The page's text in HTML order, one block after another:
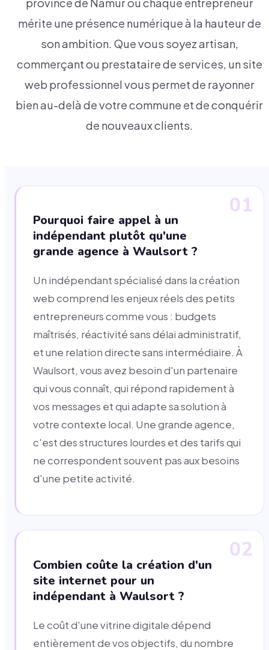
province de Namur où chaque entrepreneur
mérite une présence numérique à la hauteur de
son ambition. Que vous soyez artisan,
commerçant ou prestataire de services, un site
web professionnel vous permet de rayonner
bien au-delà de votre commune et de conquérir
de nouveaux clients.
01
Pourquoi faire appel à un
indépendant plutôt qu'une
grande agence à Waulsort ?
Un indépendant spécialisé dans la création
web comprend les enjeux réels des petits
entrepreneurs comme vous : budgets
maîtrisés, réactivité sans délai administratif,
et une relation directe sans intermédiaire. À
Waulsort, vous avez besoin d'un partenaire
qui vous connaît, qui répond rapidement à
vos messages et qui adapte sa solution à
votre contexte local. Une grande agence,
c'est des structures lourdes et des tarifs qui
ne correspondent souvent pas aux besoins
d'une petite activité.
02
Combien coûte la création d'un
site internet pour un
indépendant à Waulsort ?
Le coût d'une vitrine digitale dépend
entièrement de vos objectifs, du nombre